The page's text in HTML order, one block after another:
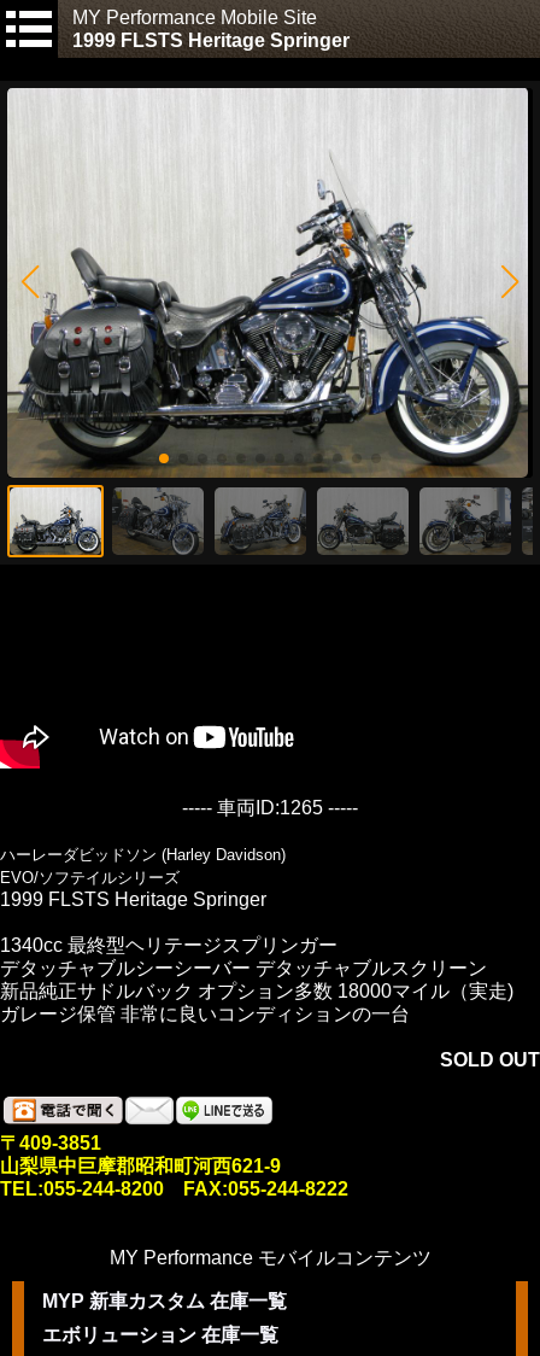
MY Performance Mobile Site
1999 FLSTS Heritage Springer
----- 車両ID:1265 -----
ハーレーダビッドソン (Harley Davidson)
EVO/ソフテイルシリーズ
1999 FLSTS Heritage Springer
1340cc 最終型ヘリテージスプリンガー
デタッチャブルシーシーバー デタッチャブルスクリーン
新品純正サドルバック オプション多数 18000マイル（実走)
ガレージ保管 非常に良いコンディションの一台
SOLD OUT
〒409-3851
山梨県中巨摩郡昭和町河西621-9
TEL:055-244-8200 FAX:055-244-8222
MY Performance モバイルコンテンツ
MYP 新車カスタム 在庫一覧
エボリューション 在庫一覧